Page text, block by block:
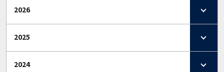
2026
2025
2024